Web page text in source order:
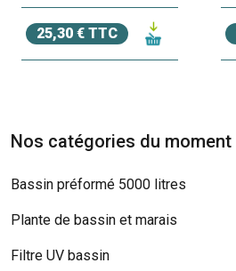
25,30 € TTC
Nos catégories du moment
Bassin préformé 5000 litres
Plante de bassin et marais
Filtre UV bassin